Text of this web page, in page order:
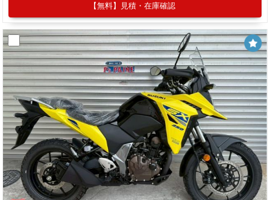
【無料】見積・在庫確認